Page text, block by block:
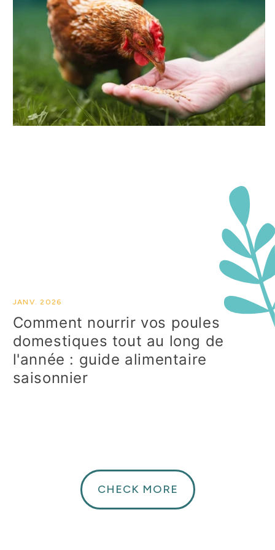
JANV. 2026
Comment nourrir vos poules
domestiques tout au long de
l'année : guide alimentaire
saisonnier
CHECK MORE